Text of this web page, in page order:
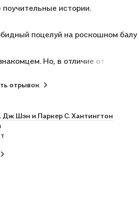
истории.
поцелуй на роскошном балу
Но, в отличие от
месть. Для него я — всего лишь
меня он — человек,
принадлежать. Он
судьбой.
отрывок
Дж Шэн и Паркер С. Хантингтон